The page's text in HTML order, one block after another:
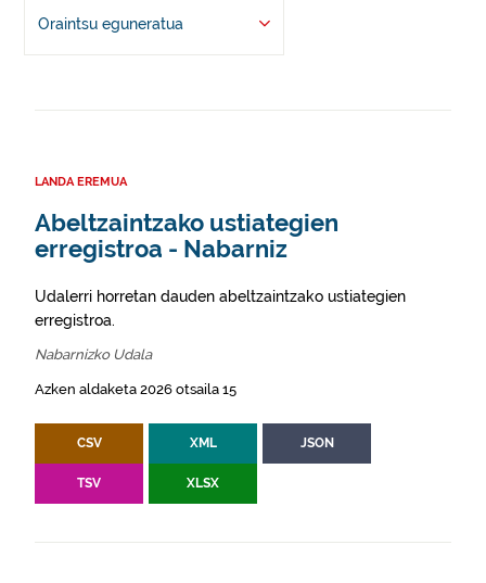
Oraintsu eguneratua
LANDA EREMUA
Abeltzaintzako ustiategien
erregistroa - Nabarniz
Udalerri horretan dauden abeltzaintzako ustiategien
erregistroa.
Nabarnizko Udala
Azken aldaketa 2026 otsaila 15
CSV XML JSON
TSV XLSX